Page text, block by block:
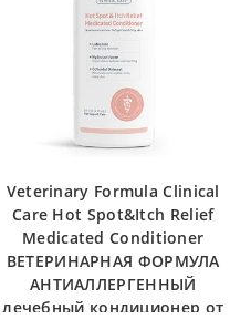
Veterinary Formula Clinical
Care Hot Spot&Itch Relief
Medicated Conditioner
ВЕТЕРИНАРНАЯ ФОРМУЛА
АНТИАЛЛЕРГЕННЫЙ
лечебный кондиционер от